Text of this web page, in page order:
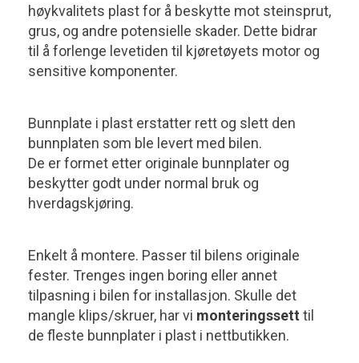
høykvalitets plast for å beskytte mot steinsprut,
grus, og andre potensielle skader. Dette bidrar
til å forlenge levetiden til kjøretøyets motor og
sensitive komponenter.
Bunnplate i plast erstatter rett og slett den
bunnplaten som ble levert med bilen.
De er formet etter originale bunnplater og
beskytter godt under normal bruk og
hverdagskjøring.
Enkelt å montere. Passer til bilens originale
fester. Trenges ingen boring eller annet
tilpasning i bilen for installasjon. Skulle det
mangle klips/skruer, har vi monteringssett til
de fleste bunnplater i plast i nettbutikken.